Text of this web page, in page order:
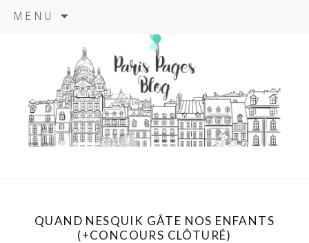
MENU
principal
paris pages
blog
QUAND NESQUIK GÂTE NOS ENFANTS
(+CONCOURS CLÔTURÉ)